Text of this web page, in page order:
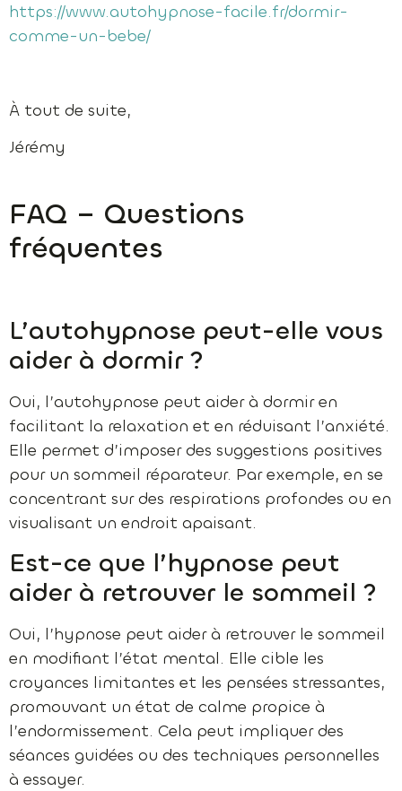
https://www.autohypnose-facile.fr/dormir-
comme-un-bebe/
À tout de suite,
Jérémy
FAQ – Questions
fréquentes
L’autohypnose peut-elle vous
aider à dormir ?
Oui, l’autohypnose peut aider à dormir en
facilitant la relaxation et en réduisant l’anxiété.
Elle permet d’imposer des suggestions positives
pour un sommeil réparateur. Par exemple, en se
concentrant sur des respirations profondes ou en
visualisant un endroit apaisant.
Est-ce que l’hypnose peut
aider à retrouver le sommeil ?
Oui, l’hypnose peut aider à retrouver le sommeil
en modifiant l’état mental. Elle cible les
croyances limitantes et les pensées stressantes,
promouvant un état de calme propice à
l’endormissement. Cela peut impliquer des
séances guidées ou des techniques personnelles
à essayer.